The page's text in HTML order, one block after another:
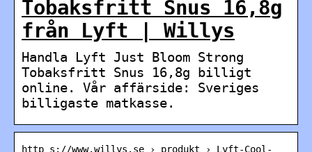
Tobaksfritt Snus 16,8g
från Lyft | Willys
Handla Lyft Just Bloom Strong
Tobaksfritt Snus 16,8g billigt
online. Vår affärside: Sveriges
billigaste matkasse.
http s://www.willys.se › produkt › Lyft-Cool-